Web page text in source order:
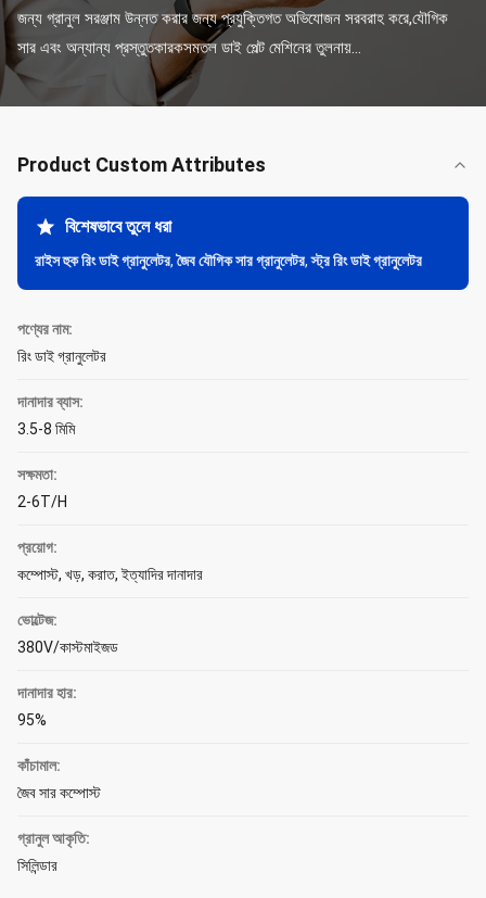
জন্য গ্রানুল সরঞ্জাম উন্নত করার জন্য প্রযুক্তিগত অভিযোজন সরবরাহ করে,যৌগিক
সার এবং অন্যান্য প্রস্তুতকারকসমতল ডাই পেল্ট মেশিনের তুলনায়...
Product Custom Attributes
বিশেষভাবে তুলে ধরা
রাইস হুক রিং ডাই গ্রানুলেটর,জৈব যৌগিক সার গ্রানুলেটর,স্ট্র রিং ডাই গ্রানুলেটর
পণ্যের নাম:
রিং ডাই গ্রানুলেটর
দানাদার ব্যাস:
3.5-8 মিমি
সক্ষমতা:
2-6T/H
প্রয়োগ:
কম্পোস্ট, খড়, করাত, ইত্যাদির দানাদার
ভোল্টেজ:
380V/কাস্টমাইজড
দানাদার হার:
95%
কাঁচামাল:
জৈব সার কম্পোস্ট
গ্রানুল আকৃতি:
সিলিন্ডার